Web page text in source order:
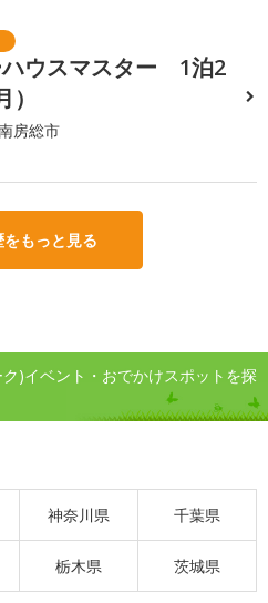
ハウスマスター 1泊2
房総市
もっと見る
)イベント・おでかけスポットを探
神奈川県 千葉県
栃木県 茨城県